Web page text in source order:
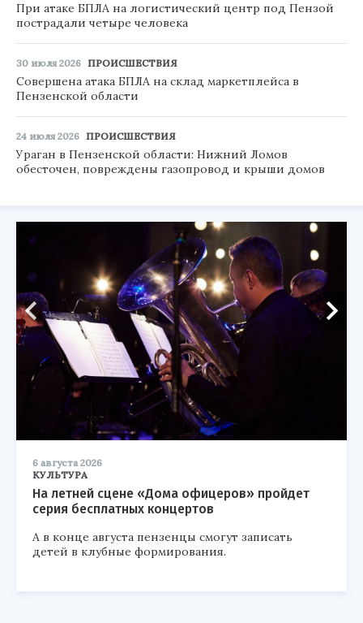
При атаке БПЛА на логистический центр под Пензой
пострадали четыре человека
30 июля 2026 ПРОИСШЕСТВИЯ
Совершена атака БПЛА на склад маркетплейса в
Пензенской области
24 июля 2026 ПРОИСШЕСТВИЯ
Ураган в Пензенской области: Нижний Ломов
обесточен, повреждены газопровод и крыши домов
6 августа 2026
КУЛЬТУРА
На летней сцене «Дома офицеров» пройдет
серия бесплатных концертов
А в конце августа пензенцы смогут записать
детей в клубные формирования.